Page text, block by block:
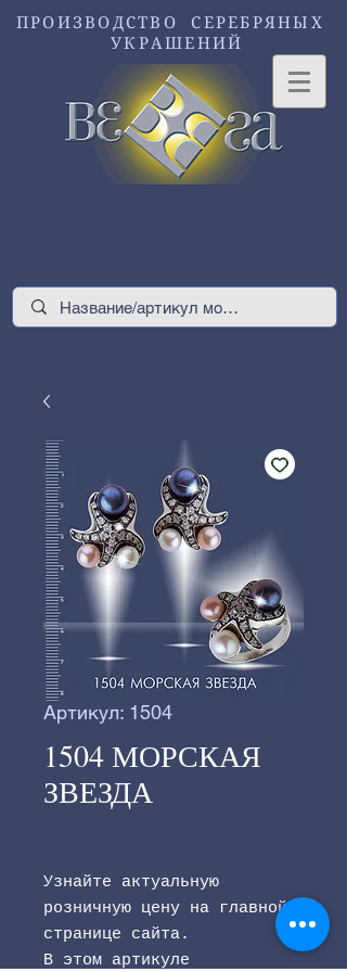
ПРОИЗВОДСТВО СЕРЕБРЯНЫХ
УКРАШЕНИЙ
Артикул: 1504
1504 МОРСКАЯ
ЗВЕЗДА
Узнайте актуальную
розничную цену на главной
странице сайта.
В этом артикуле